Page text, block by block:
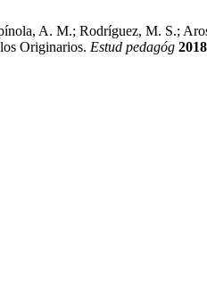
A. M.; Rodríguez, M. S.;
Originarios. Estud pedagóg 2018